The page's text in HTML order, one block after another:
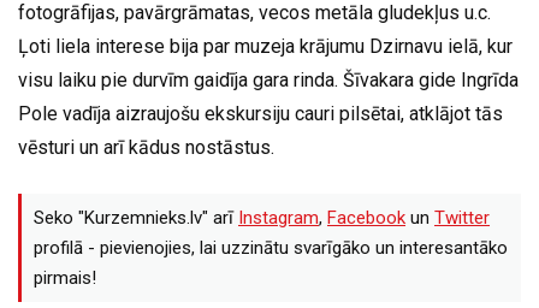
fotogrāfijas, pavārgrāmatas, vecos metāla gludekļus u.c.
Ļoti liela interese bija par muzeja krājumu Dzirnavu ielā, kur
visu laiku pie durvīm gaidīja gara rinda. Šīvakara gide Ingrīda
Pole vadīja aizraujošu ekskursiju cauri pilsētai, atklājot tās
vēsturi un arī kādus nostāstus.
Seko "Kurzemnieks.lv" arī Instagram, Facebook un Twitter
profilā - pievienojies, lai uzzinātu svarīgāko un interesantāko
pirmais!